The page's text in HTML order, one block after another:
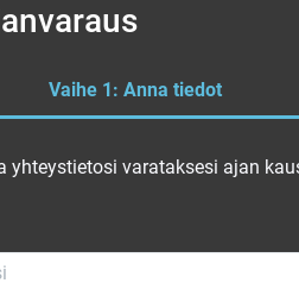
Vaihe 1: Anna tiedot
yhteystietosi varataksesi ajan